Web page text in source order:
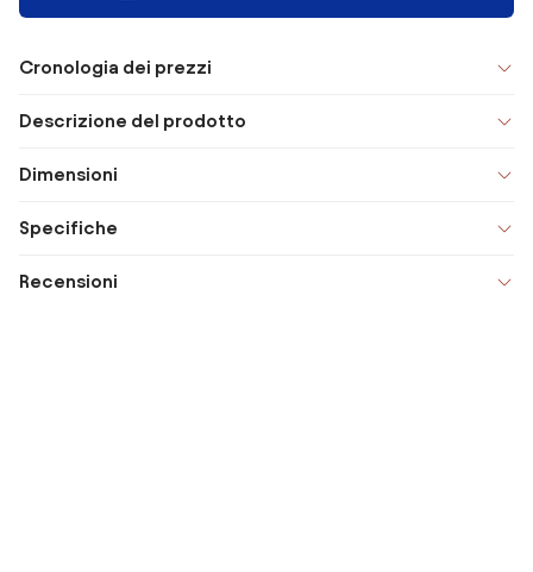
Cronologia dei prezzi
Descrizione del prodotto
Dimensioni
Specifiche
Recensioni